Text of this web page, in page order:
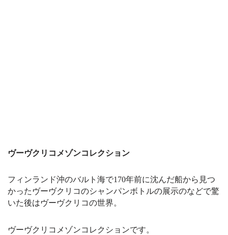
ヴーヴクリコメゾンコレクション
フィンランド沖のバルト海で170年前に沈んだ船から見つ
かったヴーヴクリコのシャンパンボトルの展示のなどで驚
いた後はヴーヴクリコの世界。
ヴーヴクリコメゾンコレクションです。